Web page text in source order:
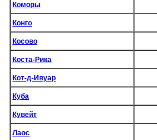
Коморы
Конго
Косово
Коста-Рика
Кот-д-Ивуар
Куба
Кувейт
Лаос